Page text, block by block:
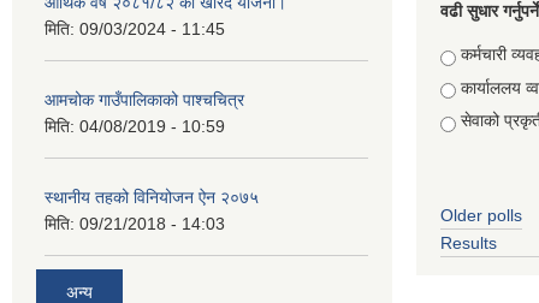
मिति: 09/03/2024 - 11:45
आमचोक गाउँपालिकाको पाश्चचित्र
मिति: 04/08/2019 - 10:59
स्थानीय तहको विनियोजन ऐन २०७५
मिति: 09/21/2018 - 14:03
अन्य
वढी सुधार
Choices
कर्मचारी
कार्याललय
सेवाको
Older polls
Results